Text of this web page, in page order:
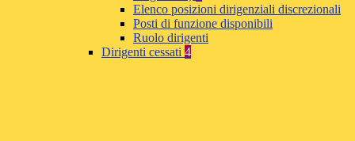
Elenco posizioni dirigenziali discrezionali
Posti di funzione disponibili
Ruolo dirigenti
Dirigenti cessati 4